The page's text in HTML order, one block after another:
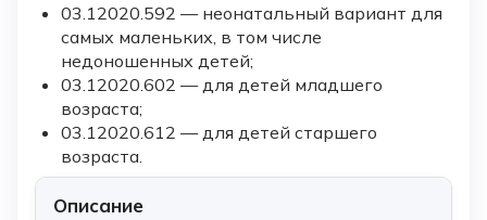
03.12020.592 — неонатальный вариант для
самых маленьких, в том числе
недоношенных детей;
03.12020.602 — для детей младшего
возраста;
03.12020.612 — для детей старшего
возраста.
Описание